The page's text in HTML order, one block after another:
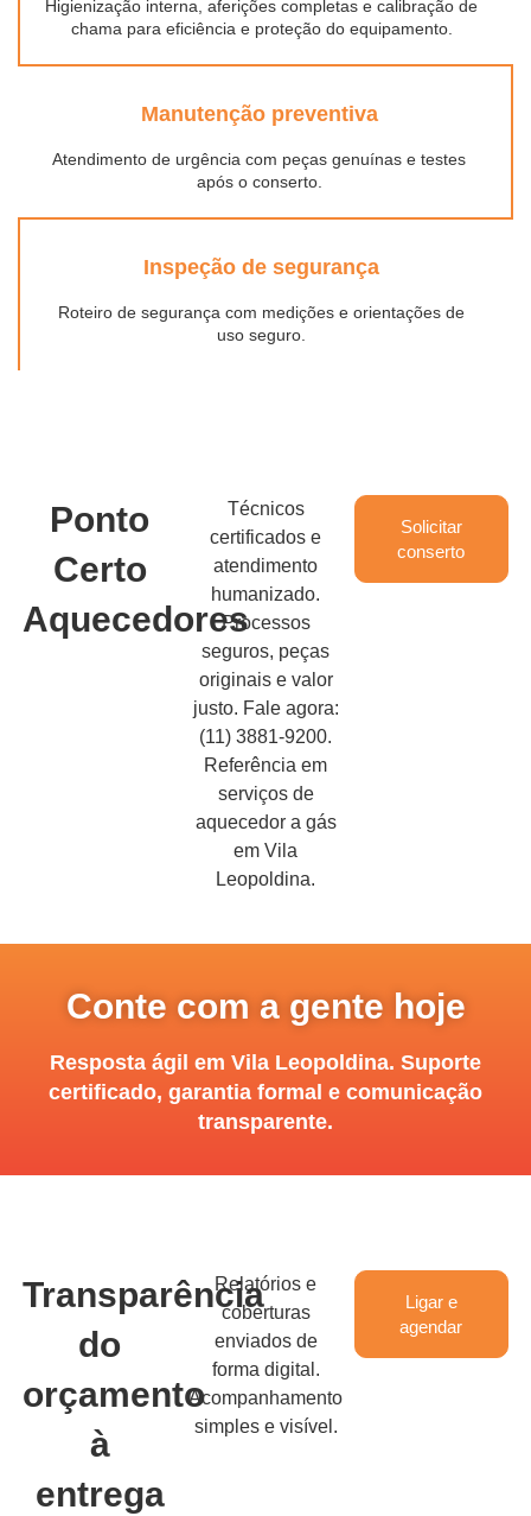
Higienização interna, aferições completas e calibração de
chama para eficiência e proteção do equipamento.
Manutenção preventiva
Atendimento de urgência com peças genuínas e testes
após o conserto.
Inspeção de segurança
Roteiro de segurança com medições e orientações de
uso seguro.
Ponto
Certo
Aquecedores
Técnicos
certificados e
atendimento
humanizado.
Processos
seguros, peças
originais e valor
justo. Fale agora:
(11) 3881-9200.
Referência em
serviços de
aquecedor a gás
em Vila
Leopoldina.
Solicitar
conserto
Conte com a gente hoje
Resposta ágil em Vila Leopoldina. Suporte
certificado, garantia formal e comunicação
transparente.
Transparência
do
orçamento
à
entrega
Relatórios e
coberturas
enviados de
forma digital.
Acompanhamento
simples e visível.
Ligar e
agendar